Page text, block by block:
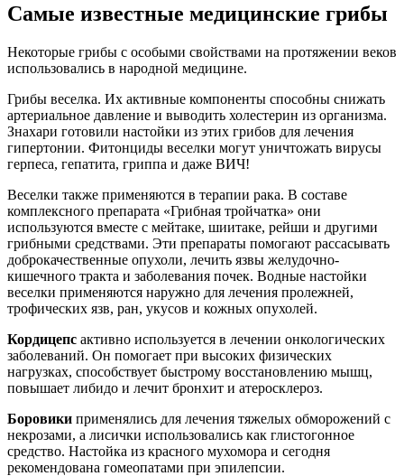
Самые известные медицинские грибы
Некоторые грибы с особыми свойствами на протяжении веков
использовались в народной медицине.
Грибы веселка. Их активные компоненты способны снижать
артериальное давление и выводить холестерин из организма.
Знахари готовили настойки из этих грибов для лечения
гипертонии. Фитонциды веселки могут уничтожать вирусы
герпеса, гепатита, гриппа и даже ВИЧ!
Веселки также применяются в терапии рака. В составе
комплексного препарата «Грибная тройчатка» они
используются вместе с мейтаке, шиитаке, рейши и другими
грибными средствами. Эти препараты помогают рассасывать
доброкачественные опухоли, лечить язвы желудочно-
кишечного тракта и заболевания почек. Водные настойки
веселки применяются наружно для лечения пролежней,
трофических язв, ран, укусов и кожных опухолей.
Кордицепс активно используется в лечении онкологических
заболеваний. Он помогает при высоких физических
нагрузках, способствует быстрому восстановлению мышц,
повышает либидо и лечит бронхит и атеросклероз.
Боровики применялись для лечения тяжелых обморожений с
некрозами, а лисички использовались как глистогонное
средство. Настойка из красного мухомора и сегодня
рекомендована гомеопатами при эпилепсии.